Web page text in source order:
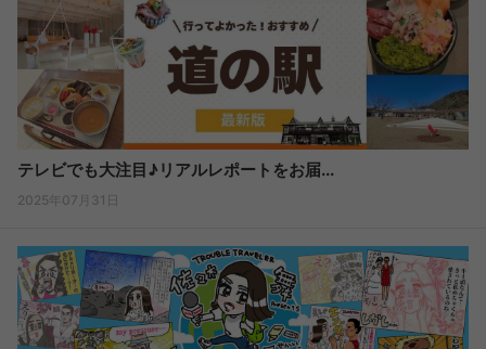
テレビでも大注目♪リアルレポートをお届...
2025年07月31日